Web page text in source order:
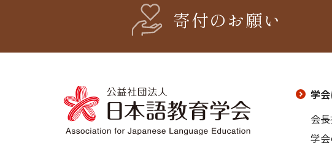
寄付のお願い
学
会
学